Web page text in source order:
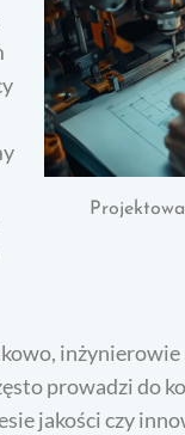
inżynierowie
prowadzi do
jakości czy